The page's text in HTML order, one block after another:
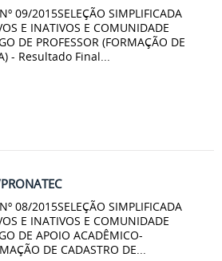
09/2015SELEÇÃO SIMPLIFICADA
E INATIVOS E COMUNIDADE
DE PROFESSOR (FORMAÇÃO DE
- Resultado Final...
08/2015SELEÇÃO SIMPLIFICADA
E INATIVOS E COMUNIDADE
DE APOIO ACADÊMICO-
DE CADASTRO DE...